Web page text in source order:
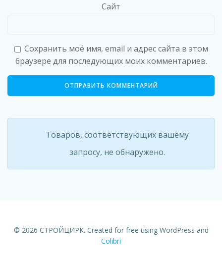
Сайт
Сохранить моё имя, email и адрес сайта в этом
браузере для последующих моих комментариев.
Товаров, соответствующих вашему
запросу, не обнаружено.
© 2026 СТРОЙЦИРК. Created for free using WordPress and
Colibri